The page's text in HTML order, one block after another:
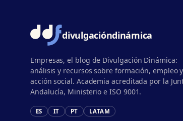
divulgacióndinámica
Empresas, el blog de Divulgación Dinámica:
análisis y recursos sobre formación, empleo y
acción social. Academia acreditada por la
Andalucía, Ministerio e ISO 9001.
ES IT PT LATAM